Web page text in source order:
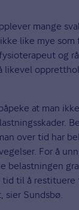
mange
like mye som
og
likevel
at man
over tid har
For å
belastningen
til å restituere
sier Sundsbø.